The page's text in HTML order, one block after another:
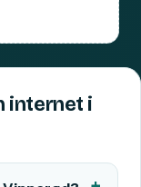
internet i